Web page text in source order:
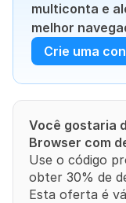
multiconta e
melhor
Crie uma
Você gostaria
Browser com
Use o código
obter 30% de
Esta oferta é